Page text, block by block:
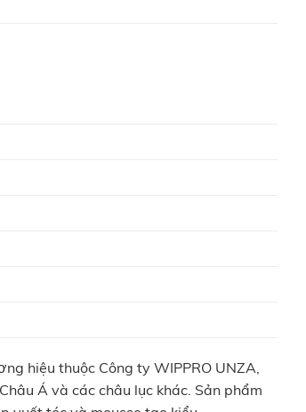
hiệu thuộc Công ty WIPPRO UNZA,
Á và các châu lục khác. Sản phẩm